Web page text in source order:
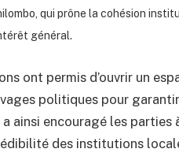
qui prône la cohésion
général.
ont permis d’ouvrir un
politiques pour
ainsi encouragé les parties
des institutions